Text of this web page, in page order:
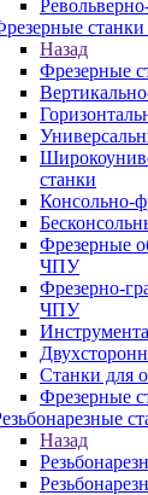
Назад
Фрезерные
станки
Консольно-
Фрезерные
ЧПУ
Фрезерно-
ЧПУ
Станки для
Фрезерные
Назад